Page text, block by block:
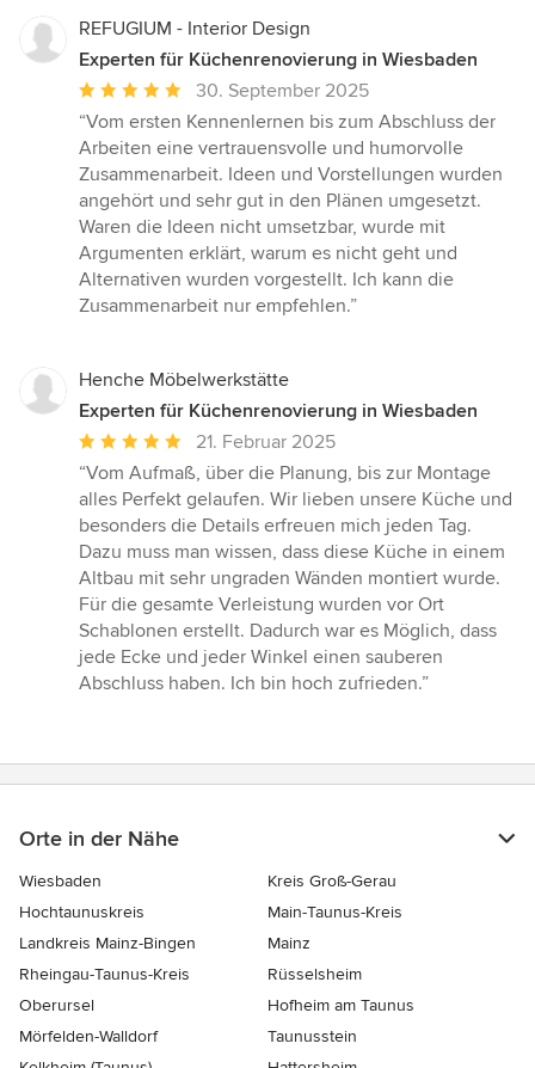
REFUGIUM - Interior Design
Experten für Küchenrenovierung in Wiesbaden
Durchschnittliche
Bewertung:
5
von
5
Sternen
30. September 2025
“Vom ersten Kennenlernen bis zum Abschluss der
Arbeiten eine vertrauensvolle und humorvolle
Zusammenarbeit. Ideen und Vorstellungen wurden
angehört und sehr gut in den Plänen umgesetzt.
Waren die Ideen nicht umsetzbar, wurde mit
Argumenten erklärt, warum es nicht geht und
Alternativen wurden vorgestellt. Ich kann die
Zusammenarbeit nur empfehlen.”
Henche Möbelwerkstätte
Experten für Küchenrenovierung in Wiesbaden
Durchschnittliche
Bewertung:
5
von
5
Sternen
21. Februar 2025
“Vom Aufmaß, über die Planung, bis zur Montage
alles Perfekt gelaufen. Wir lieben unsere Küche und
besonders die Details erfreuen mich jeden Tag.
Dazu muss man wissen, dass diese Küche in einem
Altbau mit sehr ungraden Wänden montiert wurde.
Für die gesamte Verleistung wurden vor Ort
Schablonen erstellt. Dadurch war es Möglich, dass
jede Ecke und jeder Winkel einen sauberen
Abschluss haben. Ich bin hoch zufrieden.”
Orte in der Nähe
Wiesbaden
Kreis Groß-Gerau
Hochtaunuskreis
Main-Taunus-Kreis
Landkreis Mainz-Bingen
Mainz
Rheingau-Taunus-Kreis
Rüsselsheim
Oberursel
Hofheim am Taunus
Mörfelden-Walldorf
Taunusstein